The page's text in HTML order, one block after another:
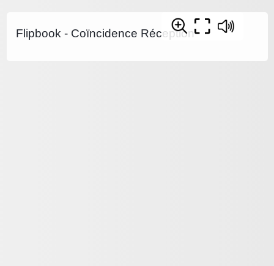
Flipbook - Coïncidence Réception